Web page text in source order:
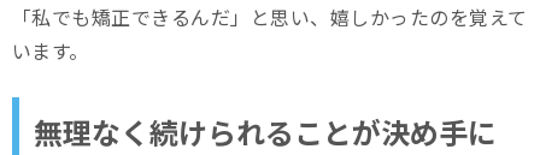
「私でも矯正できるんだ」と思い、嬉しかったのを覚えて
います。
無理なく続けられることが決め手に